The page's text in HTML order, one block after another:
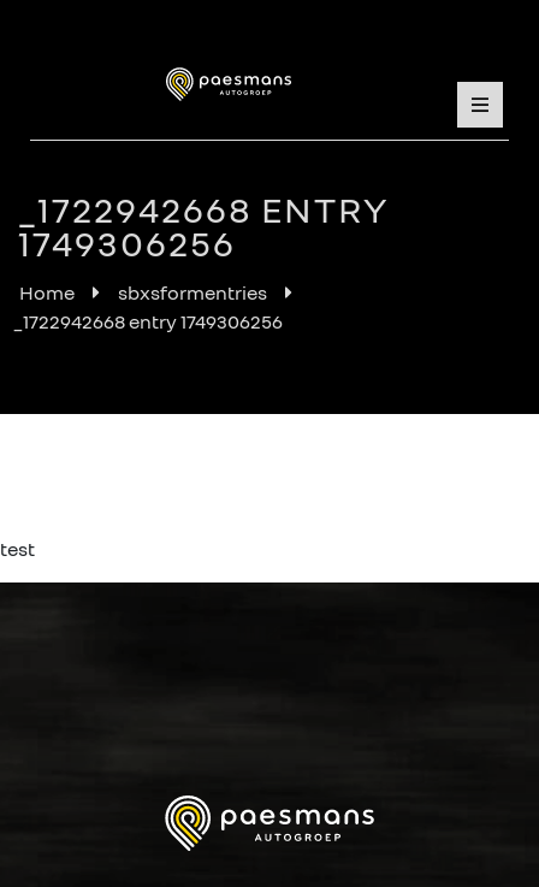
_1722942668 ENTRY
1749306256
Home
sbxsformentries
_1722942668 entry 1749306256
test